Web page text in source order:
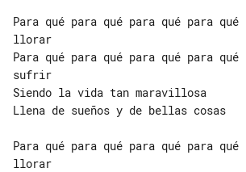
Para qué para qué para qué para qué
llorar
Para qué para qué para qué para qué
sufrir
Siendo la vida tan maravillosa
Llena de sueños y de bellas cosas
Para qué para qué para qué para qué
llorar